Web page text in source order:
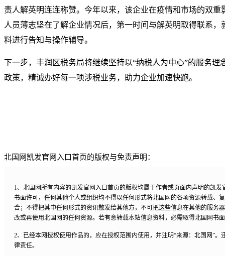
责人解英明连连称赞。今年以来，该企业在疫情和市场的双
人员薄志坚在了解企业情况后，第一时间与解英明取得联系
料进行告知与操作辅导。
下一步，丰润区税务局将继续坚持以“纳税人为中心”的服务理
政策，精诚办好每一项涉税业务，助力企业加速快跑。
北国网凯发官网入口首页的版权与免责声明：
1、北国网所有内容的凯发官网入口首页的版权均属于作者或页面内声明的凯
书面许可，任何其他个人或组织均不得以任何形式将北国网的各项资源转载、
合；不得把其中任何形式的资讯散发给其他方，不可把这些信息在其他的服务
改或再使用北国网的任何资源。若有意转载本站信息资料，必需取得北国网书
2、已经本网授权使用作品的，应在授权范围内使用，并注明“来源：北国网”
律责任。